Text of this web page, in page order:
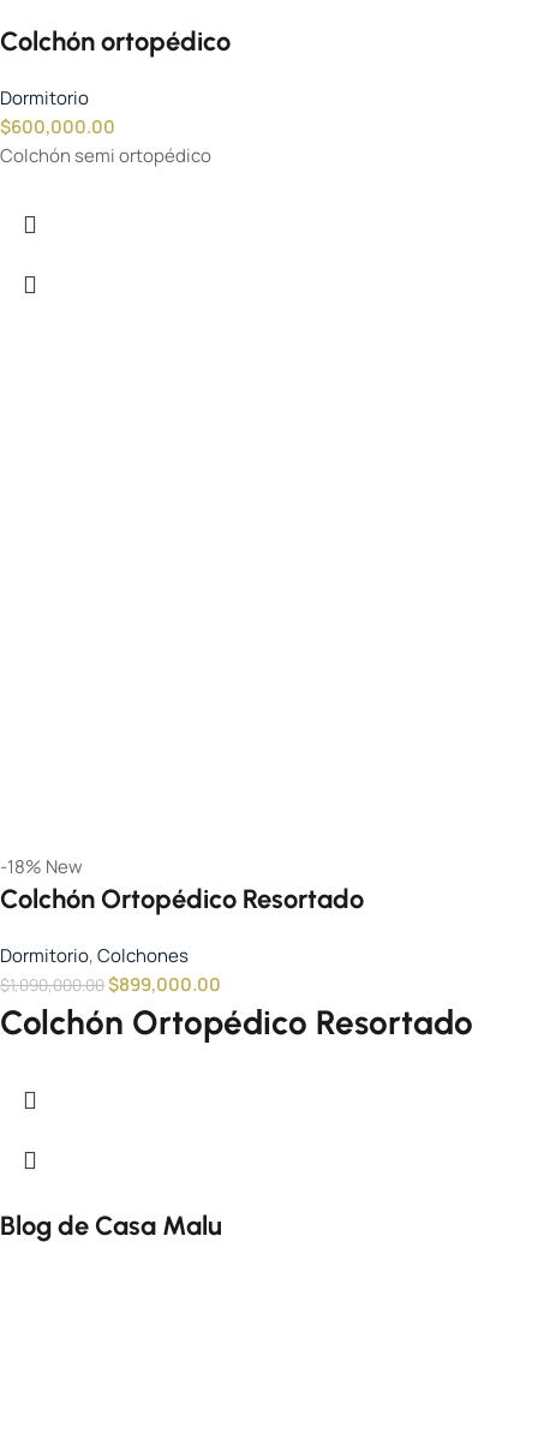
Colchón ortopédico
Dormitorio
$600,000.00
Colchón semi ortopédico
-18% New
Colchón Ortopédico Resortado
Dormitorio,Colchones
$1,090,000.00$899,000.00
Colchón Ortopédico Resortado
Blog de Casa Malu